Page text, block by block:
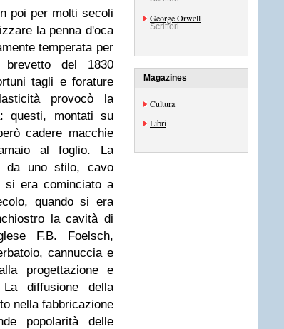
poi per molti secoli
la penna d'oca
temperata per
del 1830
tagli e forature
provocò la
questi, montati su
cadere macchie
al foglio. La
da uno stilo, cavo
si era cominciato a
quando si era
la cavità di
F.B. Foelsch,
cannuccia e
progettazione e
La diffusione della
nella fabbricazione
popolarità delle
George Orwell
Scrittori
Magazines
Cultura
Libri